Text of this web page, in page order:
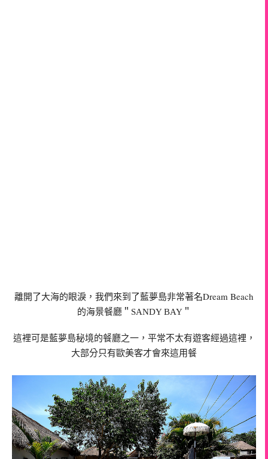
離開了大海的眼淚，我們來到了藍夢島非常著名Dream Beach
的海景餐廳＂SANDY BAY＂
這裡可是藍夢島秘境的餐廳之一，平常不太有遊客經過這裡，
大部分只有歐美客才會來這用餐